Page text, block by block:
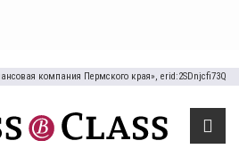
компания Пермского края», erid:2SDnjcfi73Q